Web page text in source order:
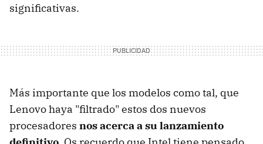
significativas.
Más importante que los modelos como tal, que
Lenovo haya "filtrado" estos dos nuevos
procesadores nos acerca a su lanzamiento